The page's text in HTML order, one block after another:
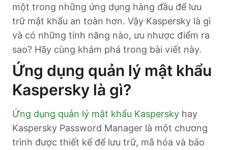
một trong những ứng dụng hàng đầu để lưu
trữ mật khẩu an toàn hơn. Vậy Kaspersky là gì
và có những tính năng nào, ưu nhược điểm ra
sao? Hãy cùng khám phá trong bài viết này.
Ứng dụng quản lý mật khẩu
Kaspersky là gì?
Ứng dụng quản lý mật khẩu Kaspersky hay
Kaspersky Password Manager là một chương
trình được thiết kế để lưu trữ, mã hóa và bảo